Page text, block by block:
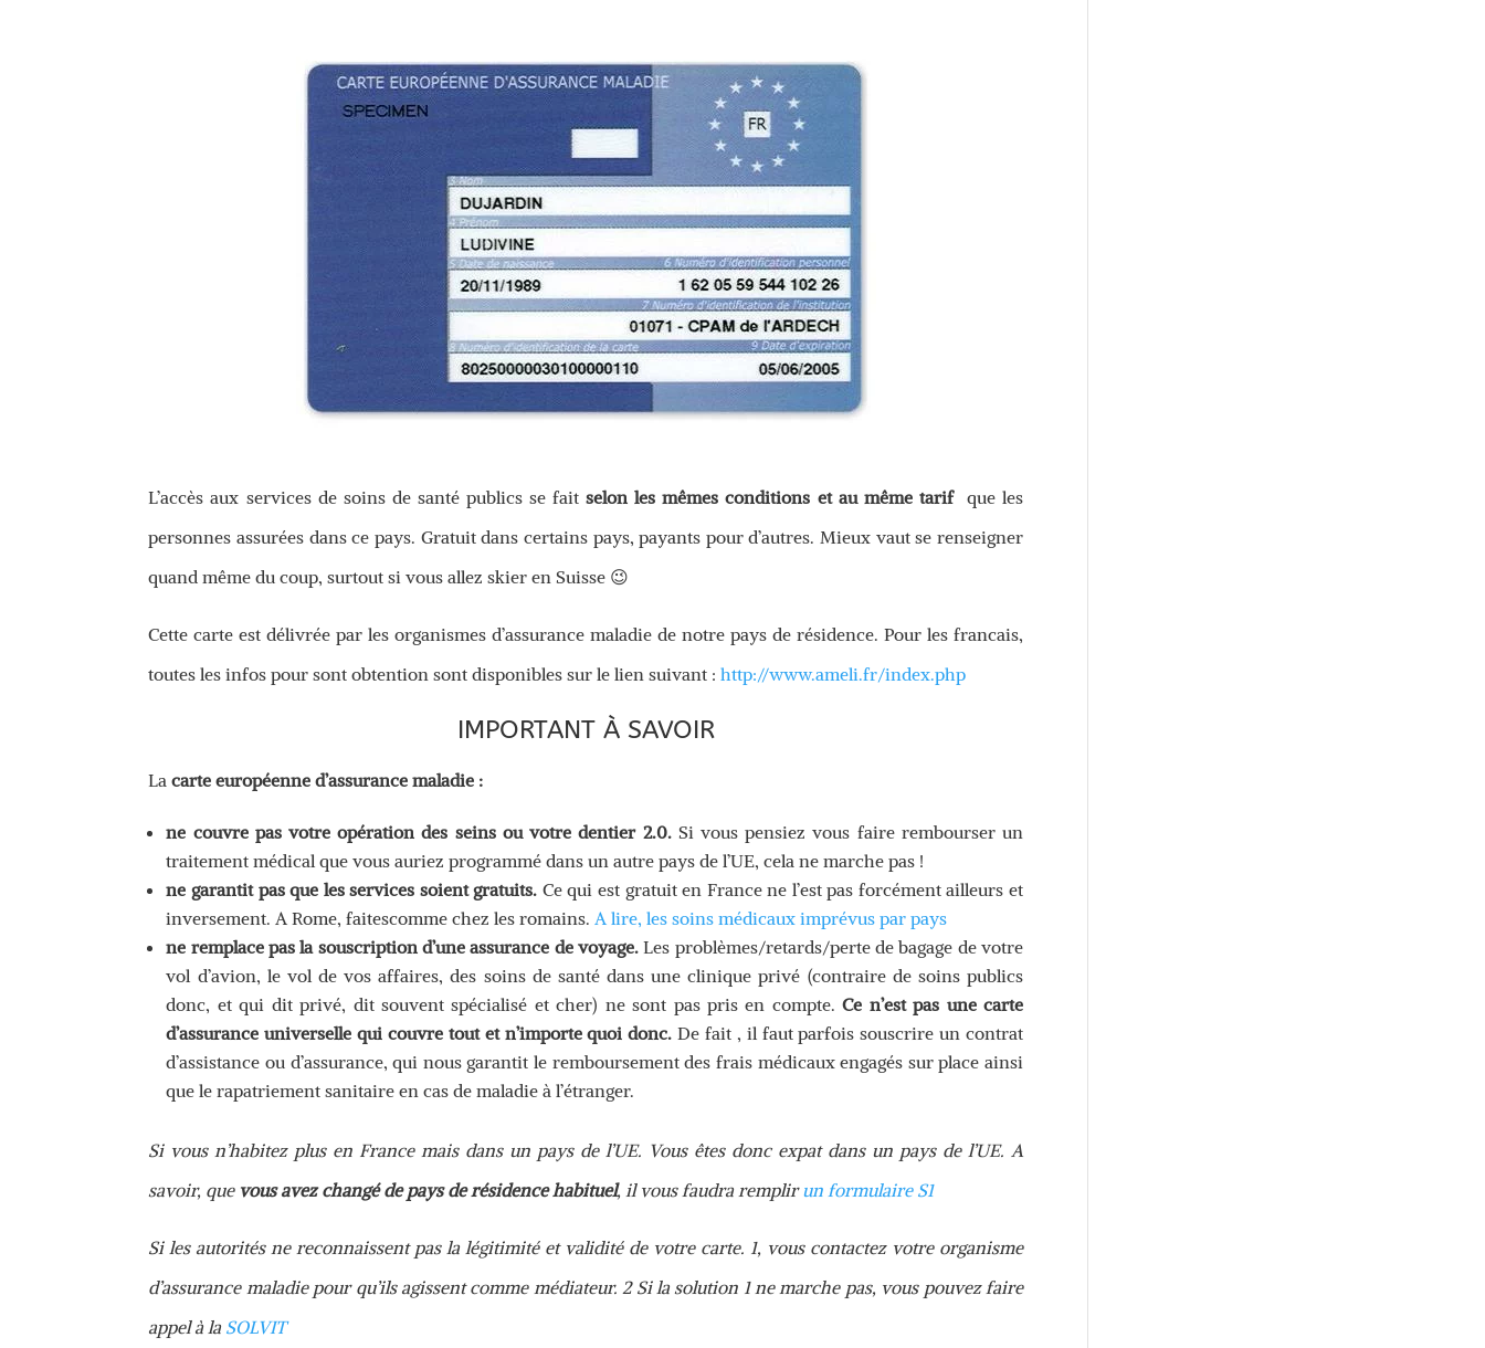
L’accès aux services de soins de santé publics se faitselon les mêmes conditions et au même tarifque les
personnes assurées dans ce pays. Gratuit dans certains pays, payants pour d’autres. Mieux vaut se renseigner
quand même du coup, surtout si vous allez skier en Suisse 😉
Cette carte est délivrée par les organismes d’assurance maladie de notre pays de résidence. Pour les francais,
toutes les infos pour sont obtention sont disponibles sur le lien suivant :http://www.ameli.fr/index.php
IMPORTANT À SAVOIR
Lacarte européenne d’assurance maladie :
ne couvre pas votre opération des seins ou votre dentier 2.0. Si vous pensiez vous faire rembourser un
traitement médical que vous auriez programmé dans un autre pays de l’UE, cela ne marche pas !
ne garantit pas que les services soient gratuits. Ce qui est gratuit en France ne l’est pas forcément ailleurs et
inversement. A Rome, faitescomme chez les romains. A lire, les soins médicaux imprévus par pays
ne remplace pas la souscription d’une assurance de voyage. Les problèmes/retards/perte de bagage de votre
vol d’avion, le vol de vos affaires, des soins de santé dans une clinique privé (contraire de soins publics
donc, et qui dit privé, dit souvent spécialisé et cher) ne sont pas pris en compte.Ce n’est pas une carte
d’assurance universelle qui couvre tout et n’importe quoi donc.De fait , il faut parfois souscrire un contrat
d’assistance ou d’assurance, qui nous garantit le remboursement des frais médicaux engagés sur place ainsi
que le rapatriement sanitaire en cas de maladie à l’étranger.
Si vous n’habitez plus en France mais dans un pays de l’UE. Vous êtes donc expat dans un pays de l’UE. A
savoir, que vous avez changé de pays de résidence habituel, il vous faudra remplirun formulaire S1
Si les autorités ne reconnaissent pas la légitimité et validité de votre carte. 1, vous contactez votre organisme
d’assurance maladie pour qu’ils agissent comme médiateur. 2 Si la solution 1 ne marche pas, vous pouvez faire
appel à la SOLVIT